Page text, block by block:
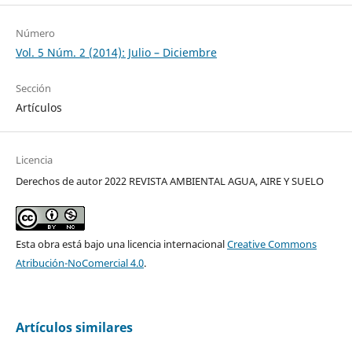
Número
Vol. 5 Núm. 2 (2014): Julio – Diciembre
Sección
Artículos
Licencia
Derechos de autor 2022 REVISTA AMBIENTAL AGUA, AIRE Y SUELO
Esta obra está bajo una licencia internacionalCreative Commons
Atribución-NoComercial 4.0.
Artículos similares